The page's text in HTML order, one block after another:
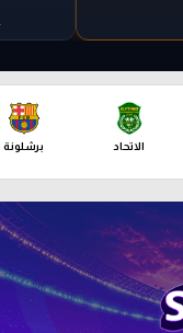
الاتحاد برشلونة